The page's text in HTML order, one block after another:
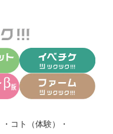
・ コト（体験）
・